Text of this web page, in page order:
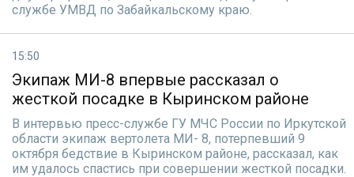
службе УМВД по Забайкальскому краю.
15:50
Экипаж МИ-8 впервые рассказал о
жесткой посадке в Кыринском районе
В интервью пресс-службе ГУ МЧС России по Иркутской
области экипаж вертолета МИ- 8, потерпевший 9
октября бедствие в Кыринском районе, рассказал, как
им удалось спастись при совершении жесткой посадки.